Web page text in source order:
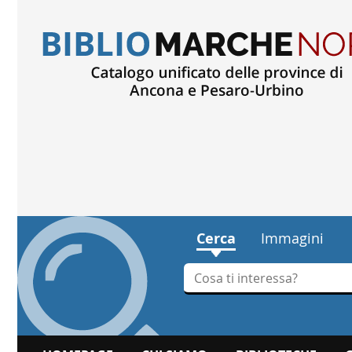
Cerca Immagini
Cerca su "Cerca"